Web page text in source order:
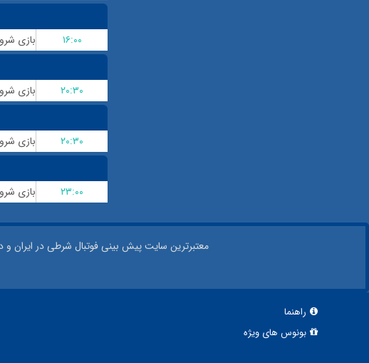
۱۶:۰۰
۲۰:۳۰
۲۰:۳۰
۲۳:۰۰
معتبر‌ترین سایت پیش بینی‌ فوتبال شرطی در ایران و
راهنما
بونوس های ویژه